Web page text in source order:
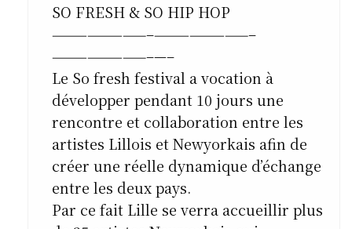
SO FRESH & SO HIP HOP
————————–————————–
————————–—–
Le So fresh festival a vocation à
développer pendant 10 jours une
rencontre et collaboration entre les
artistes Lillois et Newyorkais afin de
créer une réelle dynamique d’échange
entre les deux pays.
Par ce fait Lille se verra accueillir plus